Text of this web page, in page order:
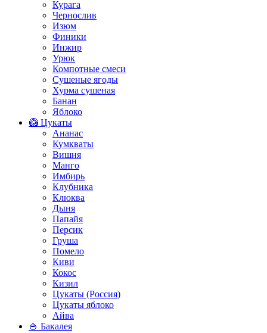
Курага
Чернослив
Изюм
Финики
Инжир
Урюк
Компотные смеси
Сушеные ягоды
Хурма сушеная
Банан
Яблоко
🥝 Цукаты
Ананас
Кумкваты
Вишня
Манго
Имбирь
Клубника
Клюква
Дыня
Папайя
Персик
Груша
Помело
Киви
Кокос
Кизил
Цукаты (Россия)
Цукаты яблоко
Айва
🍚 Бакалея